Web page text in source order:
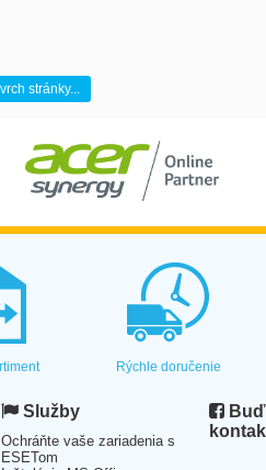
stránky...
Rýchle doručenie
Služby
Ochráňte vaše zariadenia s
ESETom